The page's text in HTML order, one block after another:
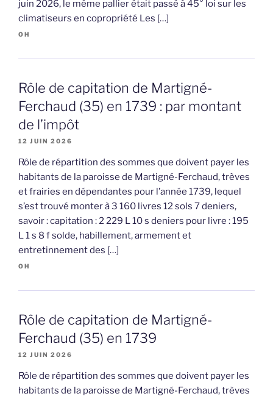
juin 2026, le même pallier était passé à 45° loi sur les
climatiseurs en copropriété Les […]
OH
Rôle de capitation de Martigné-
Ferchaud (35) en 1739 : par montant
de l’impôt
12 JUIN 2026
Rôle de répartition des sommes que doivent payer les
habitants de la paroisse de Martigné-Ferchaud, trèves
et frairies en dépendantes pour l’année 1739, lequel
s’est trouvé monter à 3 160 livres 12 sols 7 deniers,
savoir : capitation : 2 229 L 10 s deniers pour livre : 195
L 1 s 8 f solde, habillement, armement et
entretinnement des […]
OH
Rôle de capitation de Martigné-
Ferchaud (35) en 1739
12 JUIN 2026
Rôle de répartition des sommes que doivent payer les
habitants de la paroisse de Martigné-Ferchaud, trèves